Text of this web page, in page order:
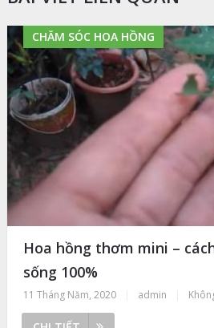
CHĂM SÓC HOA HỒNG
Hoa hồng thơm mini –
sống 100%
11 Tháng Năm, 2020 admin